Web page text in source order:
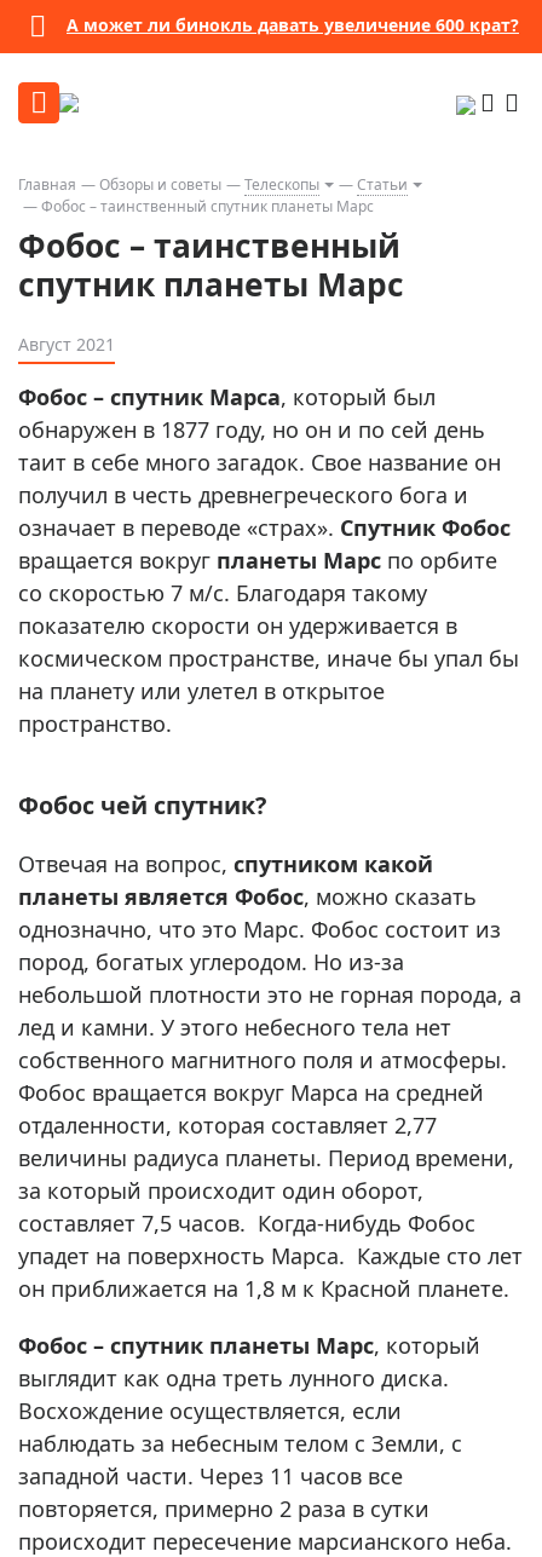
А может ли бинокль давать увеличение 600 крат?
Главная Обзоры и советы Телескопы
Статьи
Фобос – таинственный спутник планеты Марс
Фобос – таинственный
спутник планеты Марс
Август 2021
Фобос – спутник Марса, который был
обнаружен в 1877 году, но он и по сей день
таит в себе много загадок. Свое название он
получил в честь древнегреческого бога и
означает в переводе «страх». Спутник Фобос
вращается вокруг планеты Марс по орбите
со скоростью 7 м/с. Благодаря такому
показателю скорости он удерживается в
космическом пространстве, иначе бы упал бы
на планету или улетел в открытое
пространство.
Фобос чей спутник?
Отвечая на вопрос, спутником какой
планеты является Фобос, можно сказать
однозначно, что это Марс. Фобос состоит из
пород, богатых углеродом. Но из-за
небольшой плотности это не горная порода, а
лед и камни. У этого небесного тела нет
собственного магнитного поля и атмосферы.
Фобос вращается вокруг Марса на средней
отдаленности, которая составляет 2,77
величины радиуса планеты. Период времени,
за который происходит один оборот,
составляет 7,5 часов. Когда-нибудь Фобос
упадет на поверхность Марса. Каждые сто лет
он приближается на 1,8 м к Красной планете.
Фобос – спутник планеты Марс, который
выглядит как одна треть лунного диска.
Восхождение осуществляется, если
наблюдать за небесным телом с Земли, с
западной части. Через 11 часов все
повторяется, примерно 2 раза в сутки
происходит пересечение марсианского неба.